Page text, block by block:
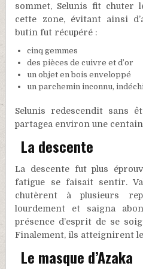
sommet, Selunis fit chuter
cette zone, évitant ainsi
butin fut récupéré :
cinq gemmes
des pièces de cuivre et d’or
un objet en bois enveloppé
un parchemin inconnu,
Selunis redescendit sans
partagea environ une
La descente
La descente fut plus
fatigue se faisait sentir.
chutèrent à plusieurs
lourdement et saigna
présence d’esprit de se
Finalement, ils atteignirent
Le masque d’Azaka